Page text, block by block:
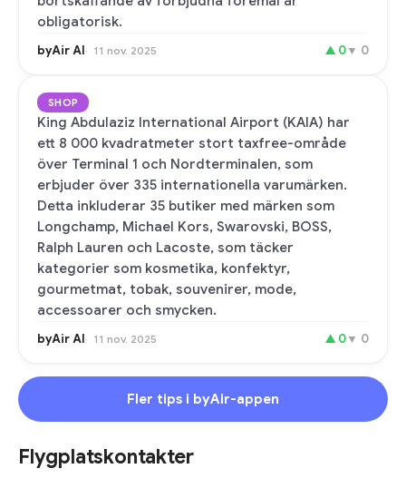
obligatorisk.
byAir AI 11 nov. 2025 ▲ 0▼ 0
SHOP
King Abdulaziz International Airport (KAIA) har
ett 8 000 kvadratmeter stort taxfree-område
över Terminal 1 och Nordterminalen, som
erbjuder över 335 internationella varumärken.
Detta inkluderar 35 butiker med märken som
Longchamp, Michael Kors, Swarovski, BOSS,
Ralph Lauren och Lacoste, som täcker
kategorier som kosmetika, konfektyr,
gourmetmat, tobak, souvenirer, mode,
accessoarer och smycken.
byAir AI 11 nov. 2025 ▲ 0▼ 0
Fler tips i byAir-appen
Flygplatskontakter